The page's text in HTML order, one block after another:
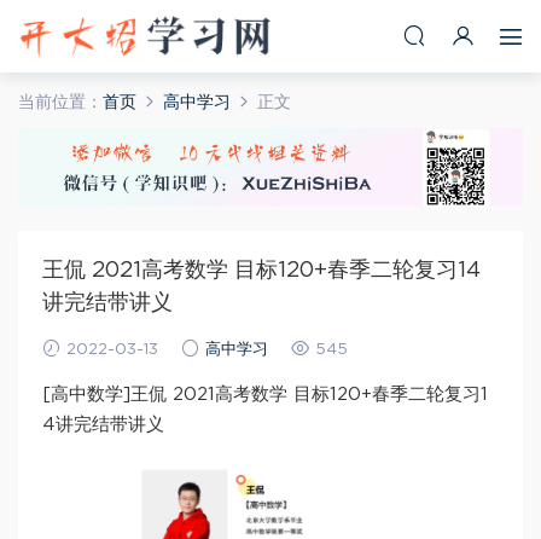
当前位置： 首页 高中学习 正文
王侃 2021高考数学 目标120+春季二轮复习14
讲完结带讲义
2022-03-13 高中学习 545
[高中数学]王侃 2021高考数学 目标120+春季二轮复习1
4讲完结带讲义